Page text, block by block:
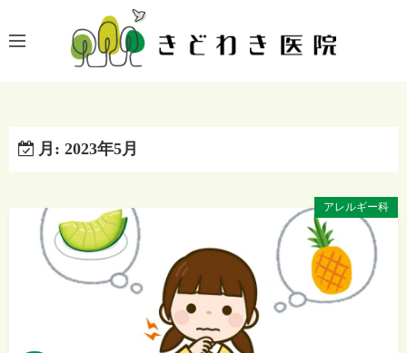
ン
月: 2023年5月
アレルギー科